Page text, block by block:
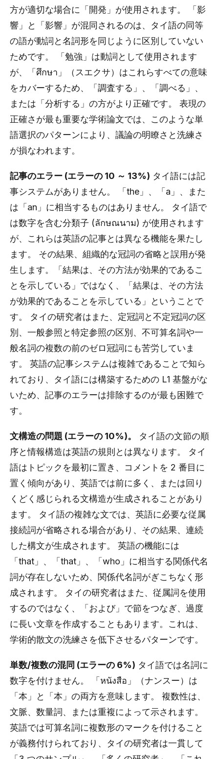
方が適切な場合に「開発」が使用されます。 「影
響」と「影響」が混同されるのは、タイ語の同等
の語が動詞と名詞形を同じように区別していない
ためです。 「勉強」は動詞として使用されます
が、「ศึกษา」（スエクサ）はこれらすべての意味
をカバーするため、「調査する」、「調べる」、
または「分析する」の方がより正確です。 表現の
正確さが最も重要な学術論文では、このような単
語選択のパターンにより、議論の明瞭さと洗練さ
が損なわれます。
記事のエラー (エラーの 10 ～ 13%) タイ語には記
事システムがありません。 「the」、「a」、また
は「an」に相当するものはありません。 タイ語で
は数字を含む分類子 (ลักษณนาม) が使用されます
が、これらは英語の記事とは異なる機能を果たし
ます。 その結果、組織的な冠詞の省略と誤用が発
生します。「結果は、その方法が効果的であるこ
とを示している」ではなく、「結果は、その方法
が効果的であることを示している」ということで
す。 タイの研究者はまた、定冠詞と不定冠詞の区
別、一般参照と特定参照の区別、不可算名詞や一
般名詞の複数の前のゼロ冠詞にも苦労していま
す。 英語の記事システムは複雑であることで知ら
れており、タイ語には構築するための L1 基盤がな
いため、記事のエラーは排除するのが最も困難で
す。
文構造の問題 (エラーの 10%)。
タイ語の文節の順
序と情報構造は英語の規則とは異なります。 タイ
語はトピックを最初に置き、コメントを 2 番目に
置く傾向があり、英語では前に多く、または回り
くどく感じられる文構造が生成されることがあり
ます。 タイ語の複雑な文では、英語に必要な従属
接続詞が省略される場合があり、その結果、連続
した構文が生成されます。 英語の機能には
「that」、「that」、「who」に相当する関係代名
詞が存在しないため、関係代名詞がぎこちなく形
成されます。 タイの研究者はまた、従属詞を使用
するのではなく、「および」で節をつなぎ、過度
に長い文章を作成することもあります。これは、
学術的散文の洗練さを低下させるパターンです。
単数/複数の混同 (エラーの 6%) タイ語では名詞に
数字を付けません。 「หนังสือ」（ナンスー）は
「本」と「本」の両方を意味します。 複数性は、
文脈、数量詞、または重複によって示されます。
英語では可算名詞に複数形のマークを付けること
が義務付けられており、タイの研究者は一貫して